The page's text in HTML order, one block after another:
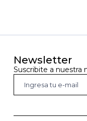
Newsletter
Suscribite a nuestra